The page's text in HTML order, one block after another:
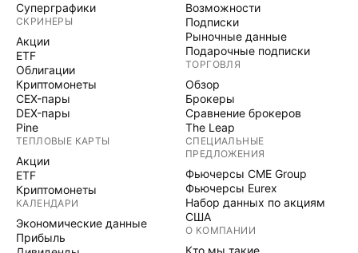
Суперграфики
СКРИНЕРЫ
Акции
ETF
Облигации
Криптомонеты
CEX-пары
DEX-пары
Pine
ТЕПЛОВЫЕ КАРТЫ
Акции
ETF
Криптомонеты
КАЛЕНДАРИ
Экономические данные
Прибыль
Возможности
Подписки
Рыночные данные
Подарочные подписки
ТОРГОВЛЯ
Обзор
Брокеры
Сравнение брокеров
The Leap
СПЕЦИАЛЬНЫЕ
ПРЕДЛОЖЕНИЯ
Фьючерсы CME Group
Фьючерсы Eurex
Набор данных по акциям
США
О КОМПАНИИ
Кто мы такие